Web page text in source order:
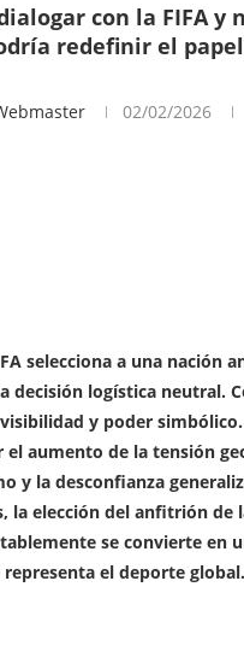
con la FIFA y
redefinir el
02/02/2026
selecciona a una nación
decisión logística neutral.
y poder
el aumento de la tensión
y la desconfianza
la elección del anfitrión de
se convierte en
el deporte global.